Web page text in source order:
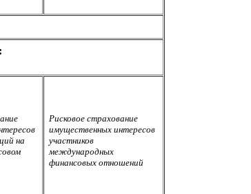
на
Рисковое страхование
имущественных интересов
участников
международных
финансовых отношений